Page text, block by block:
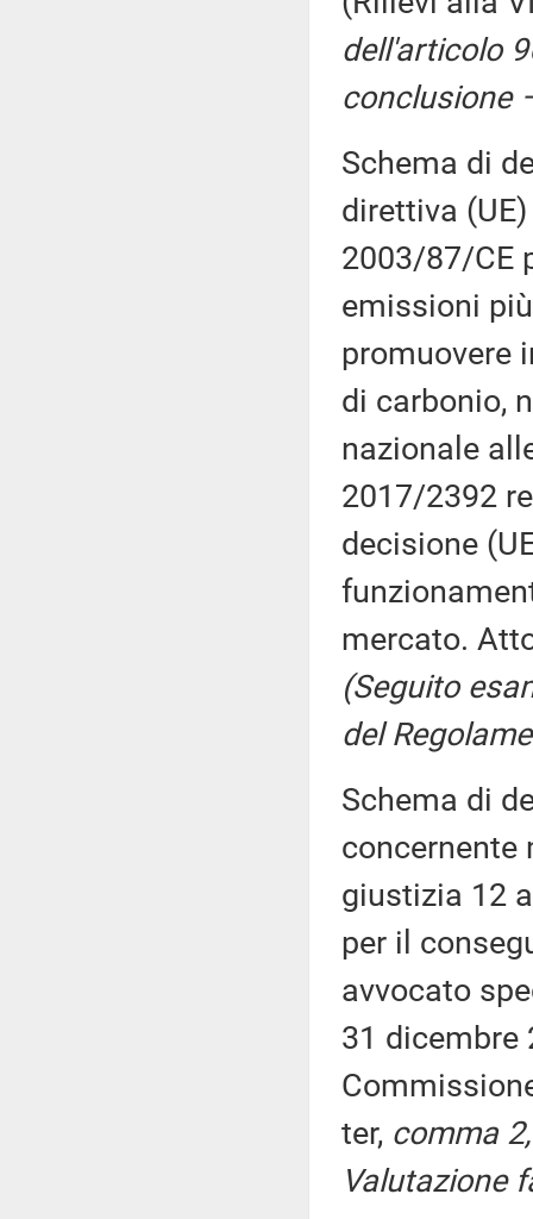
dell'articolo
conclusione
Schema di
direttiva
2003/87/CE
emissioni
promuovere
di carbonio,
nazionale
2017/2392
decisione
mercato.
(Seguito
del
Schema di
concernente
giustizia 12
per il
avvocato
31 dicembre
ter, comma
Valutazione